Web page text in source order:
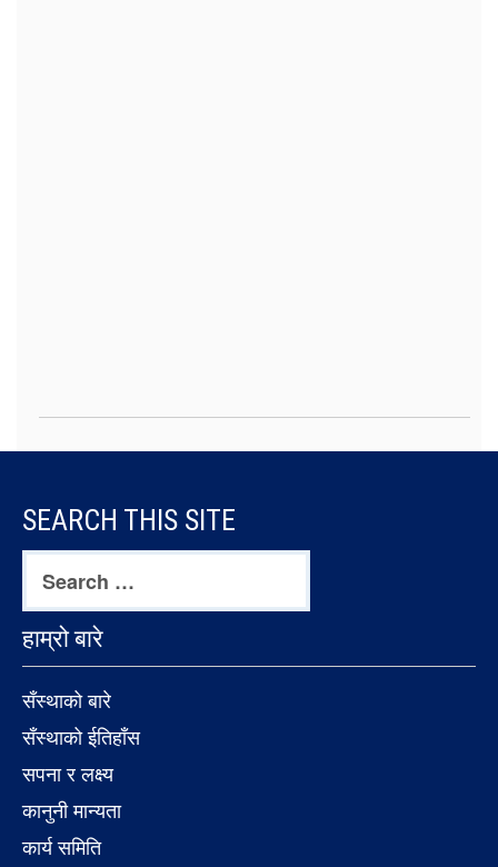
FOOTER
CONTENT
SEARCH THIS SITE
Search
for:
हाम्रो बारे
सँस्थाको बारे
सँस्थाको ईतिहाँस
सपना र लक्ष्य
कानुनी मान्यता
कार्य समिति